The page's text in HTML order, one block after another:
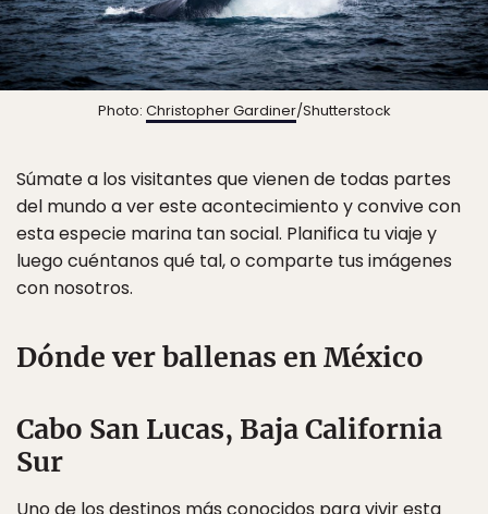
Photo: Christopher Gardiner/Shutterstock
Súmate a los visitantes que vienen de todas partes
del mundo a ver este acontecimiento y convive con
esta especie marina tan social. Planifica tu viaje y
luego cuéntanos qué tal, o comparte tus imágenes
con nosotros.
Dónde ver ballenas en México
Cabo San Lucas, Baja California
Sur
Uno de los destinos más conocidos para vivir esta